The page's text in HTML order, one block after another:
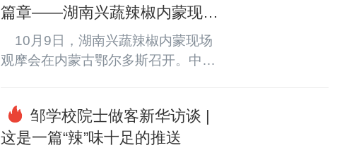
篇章——湖南兴蔬辣椒内蒙现场
观摩会召开
    10月9日，湖南兴蔬辣椒内蒙现场
观摩会在内蒙古鄂尔多斯召开。中国
利集团党委副书记、副董事长、总经
理董巍等领导出席活动。    活动中，
邹学校院士做客新华访谈 |
这是一篇“辣”味十足的推送